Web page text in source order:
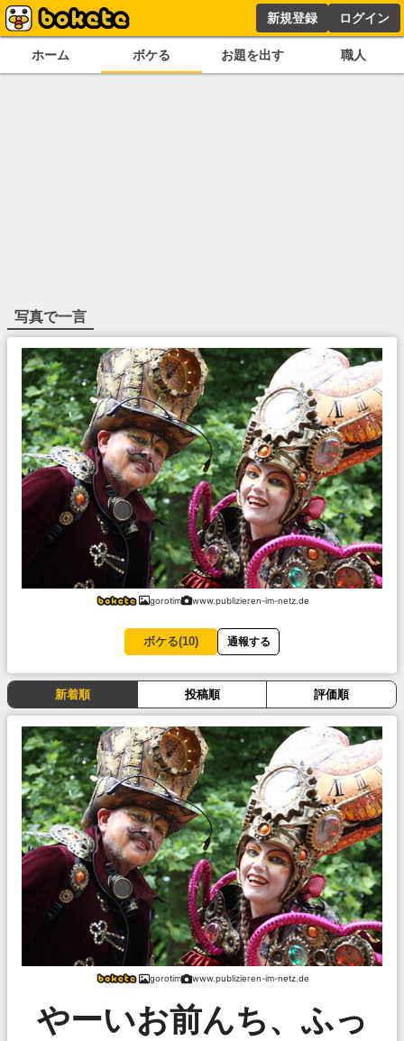
新規登録 ログイン
ホーム ボケる お題を出す 職人
写真で一言
gorotim www.publizieren-im-netz.de
ボケる(10) 通報する
新着順 投稿順 評価順
gorotim www.publizieren-im-netz.de
やーいお前んち、ふっ